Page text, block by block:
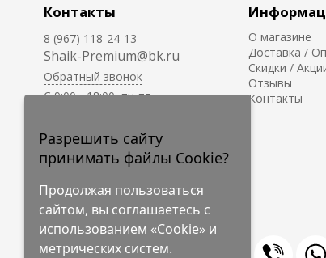
Контакты
8 (967) 118-24-13
Shaik-Premium@bk.ru
Обратный звонок
C 9:00 - 18:00, пн-пт
круглосуточно.
О магазине
Доставка /
Скидки /
Отзывы
Контакты
Разрешить сайту
принимать файлы Cookie?
Продолжая пользоваться
сайтом, вы соглашаетесь с
использованием «Cookie» и
метрических систем.